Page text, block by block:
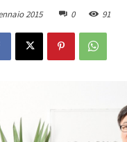
2015 0 91